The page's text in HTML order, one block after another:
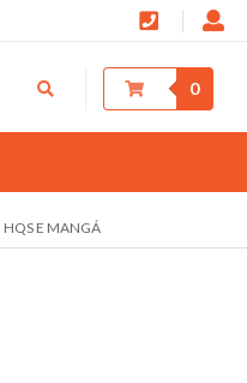
0
HQS E MANGÁ